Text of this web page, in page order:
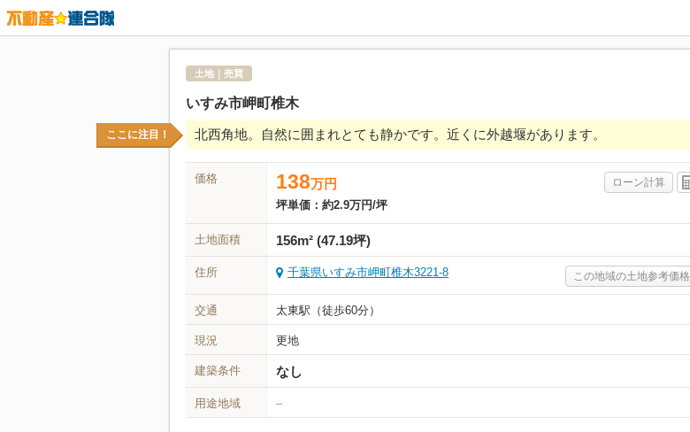
土地｜売買
いすみ市岬町椎木
ここに注目！ 北西角地。自然に囲まれとても静かです。近くに外越堰があります。
価格 ローン計算
138万円
坪単価： 約2.9万円/坪
土地面積 156m² (47.19坪)
住所 この地域の土地参考価格
千葉県いすみ市岬町椎木3221-8
交通 太東駅（徒歩60分）
現況 更地
建築条件 なし
用途地域 –